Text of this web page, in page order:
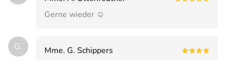
Gerne wieder ☺️
G.
Mme. G. Schippers